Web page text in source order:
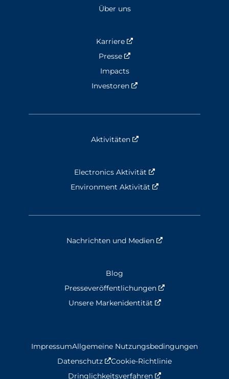
Über uns
Karriere
Presse
Impacts
Investoren
Aktivitäten Nouvelle fenêtre
Electronics Aktivität
Environment Aktivität
Nachrichten und Medien
Blog
Presseveröffentlichungen
Unsere Markenidentität
Nouvelle fenêtre
ImpressumAllgemeine Nutzungsbedingungen
Datenschutz
Nouvelle fenêtre
Cookie-Richtlinie
Dringlichkeitsverfahren